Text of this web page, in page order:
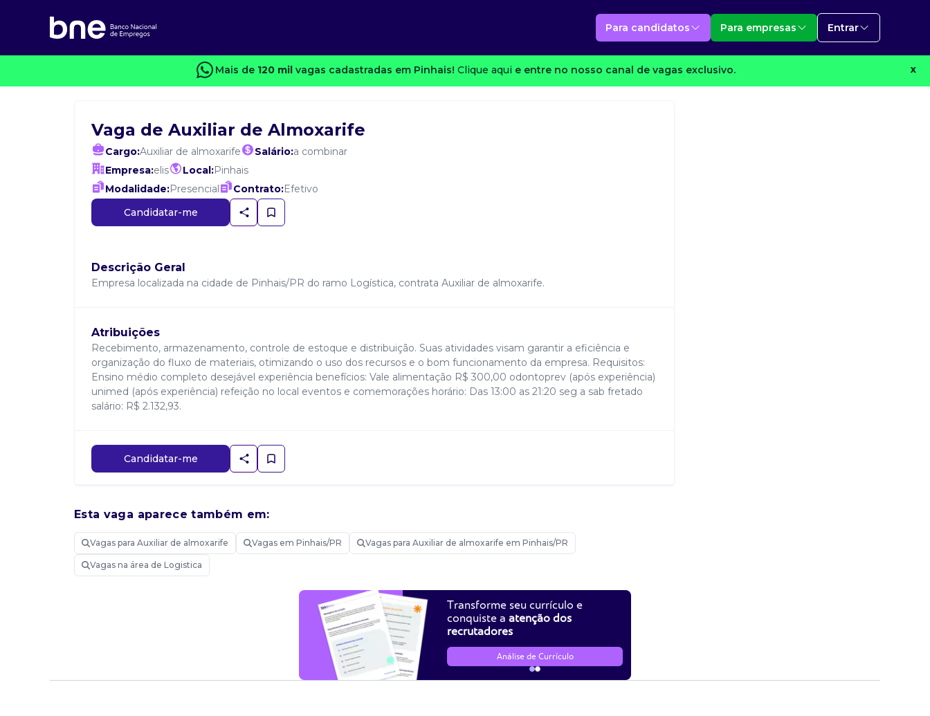
Para candidatos Para empresas Entrar
Mais de 120 mil vagas cadastradas em Pinhais! Clique aqui e entre no nosso canal de vagas exclusivo. X
Vaga de Auxiliar de Almoxarife
Cargo:Auxiliar de almoxarife Salário:a combinar
Empresa:elis Local:Pinhais
Modalidade:Presencial Contrato:Efetivo
Candidatar-me
Descrição Geral
Empresa localizada na cidade de Pinhais/PR do ramo Logística, contrata Auxiliar de almoxarife.
Atribuições
Recebimento, armazenamento, controle de estoque e distribuição. Suas atividades visam garantir a eficiência e
organização do fluxo de materiais, otimizando o uso dos recursos e o bom funcionamento da empresa. Requisitos:
Ensino médio completo desejável experiência benefícios: Vale alimentação R$ 300,00 odontoprev (após experiência)
unimed (após experiência) refeição no local eventos e comemorações horário: Das 13:00 as 21:20 seg a sab fretado
salário: R$ 2.132,93.
Candidatar-me
Esta vaga aparece também em:
Vagas para Auxiliar de almoxarife Vagas em Pinhais/PR Vagas para Auxiliar de almoxarife em Pinhais/PR
Vagas na área de Logistica
Transforme seu currículo e
conquiste a atenção dos
recrutadores
Análise de Currículo